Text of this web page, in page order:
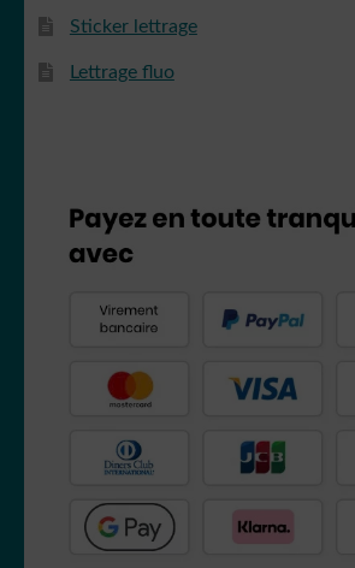
Tic et Tac
Tintin
Titeuf
Totoro
Sticker lettrage
Lettrage fluo